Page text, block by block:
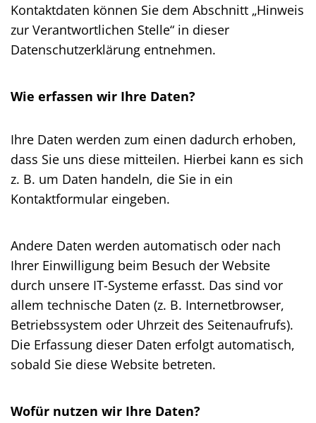
Kontaktdaten können Sie dem Abschnitt „Hinweis
zur Verantwortlichen Stelle“ in dieser
Datenschutzerklärung entnehmen.
Wie erfassen wir Ihre Daten?
Ihre Daten werden zum einen dadurch erhoben,
dass Sie uns diese mitteilen. Hierbei kann es sich
z. B. um Daten handeln, die Sie in ein
Kontaktformular eingeben.
Andere Daten werden automatisch oder nach
Ihrer Einwilligung beim Besuch der Website
durch unsere IT-Systeme erfasst. Das sind vor
allem technische Daten (z. B. Internetbrowser,
Betriebssystem oder Uhrzeit des Seitenaufrufs).
Die Erfassung dieser Daten erfolgt automatisch,
sobald Sie diese Website betreten.
Wofür nutzen wir Ihre Daten?